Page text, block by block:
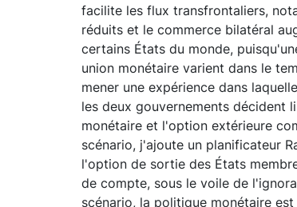
facilite les flux transfrontaliers,
réduits et le commerce bilatéral
certains États du monde,
union monétaire varient dans le
mener une expérience dans
les deux gouvernements décident
monétaire et l'option extérieure
scénario, j'ajoute un planificateur
l'option de sortie des États
de compte, sous le voile de
scénario, la politique monétaire